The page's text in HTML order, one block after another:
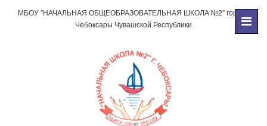
МБОУ "НАЧАЛЬНАЯ ОБЩЕОБРАЗОВАТЕЛЬНАЯ ШКОЛА №2" города
Чебоксары Чувашской Республики